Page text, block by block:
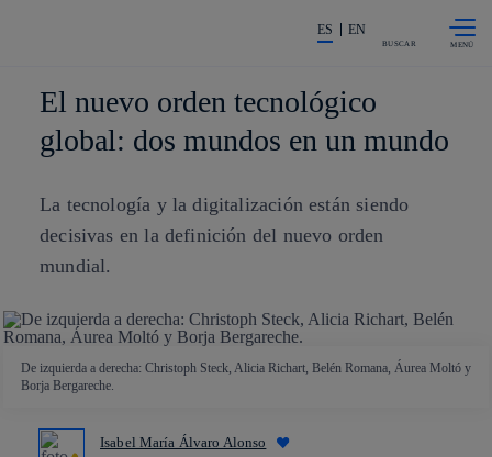
La acción en accionistas e
ES EN
BUSCAR
El nuevo orden tecnológico
global: dos mundos en un mundo
La tecnología y la digitalización están siendo
decisivas en la definición del nuevo orden
mundial.
De izquierda a derecha: Christoph Steck, Alicia Richart, Belén Romana, Áurea Moltó y
Borja Bergareche.
Isabel María Álvaro Alonso